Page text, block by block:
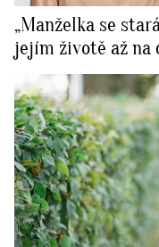
„Manželka se
jejím životě až na